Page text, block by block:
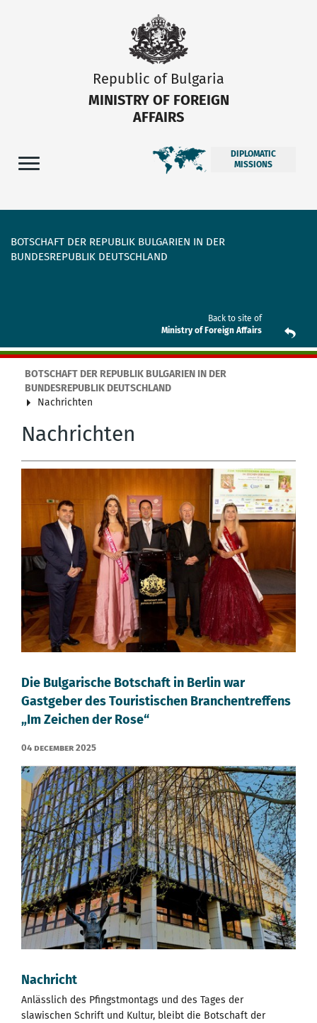
Republic of Bulgaria
MINISTRY OF FOREIGN
AFFAIRS
DIPLOMATIC
MISSIONS
BOTSCHAFT DER REPUBLIK BULGARIEN IN DER
BUNDESREPUBLIK DEUTSCHLAND
Back to site of
Ministry of Foreign Affairs
BOTSCHAFT DER REPUBLIK BULGARIEN IN DER
BUNDESREPUBLIK DEUTSCHLAND
Nachrichten
Nachrichten
Die Bulgarische Botschaft in Berlin war
Gastgeber des Touristischen Branchentreffens
„Im Zeichen der Rose“
04 December 2025
Nachricht
Anlässlich des Pfingstmontags und des Tages der
slawischen Schrift und Kultur, bleibt die Botschaft der